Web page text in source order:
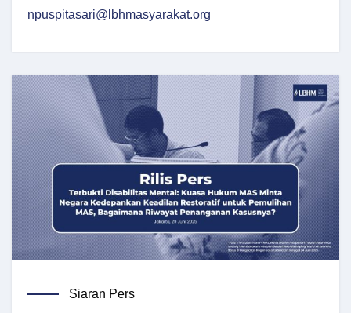
npuspitasari@lbhmasyarakat.org
Siaran Pers